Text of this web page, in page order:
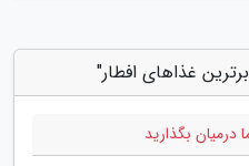
غذاهای افطار"
درمیان بگذارید